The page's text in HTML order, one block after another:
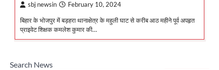
sbj newsin February 10, 2024
बिहार के भोजपुर में बड़हरा थानाक्षेत्र के महुली घाट से करीब आठ महीने पूर्व अपहृत
प्राइवेट शिक्षक कमलेश कुमार की…
Search News